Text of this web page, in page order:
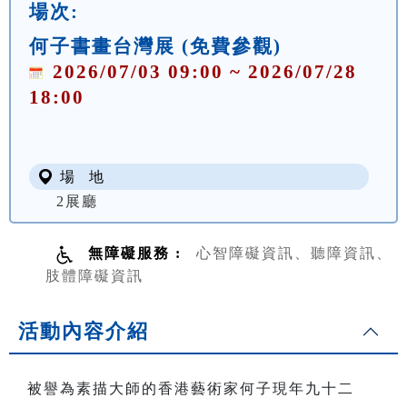
場次:
何子書畫台灣展 (免費參觀)
2026/07/03 09:00 ~ 2026/07/28
18:00
場 地
2展廳
無障礙服務 :
心智障礙資訊、聽障資訊、
肢體障礙資訊
活動內容介紹
被譽為素描大師的香港藝術家何子現年九十二